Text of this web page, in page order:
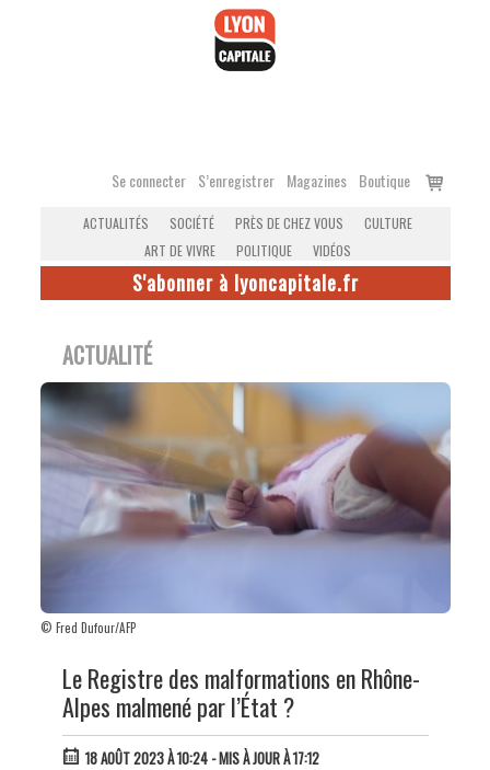
Se connecter S’enregistrer Magazines Boutique
Voir
ACTUALITÉS SOCIÉTÉ PRÈS DE CHEZ VOUS
CULTURE
ART DE VIVRE
POLITIQUE VIDÉOS
S'abonner à lyoncapitale.fr
ACTUALITÉ
© Fred Dufour/AFP
Le Registre des malformations en Rhône-
Alpes malmené par l’État ?
18 AOÛT 2023 À 10:24- MIS À JOUR À 17:12